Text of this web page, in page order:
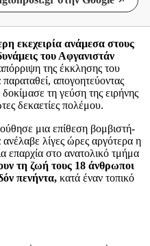
εκεχειρία ανάμεσα στους
του Αφγανιστάν
της έκκλησης του
απογοητεύοντας
τη γεύση της ειρήνης
δεκαετίες πολέμου.
μια επίθεση βομβιστή-
ανέλαβε λίγες ώρες αργότερα η
επαρχία στο ανατολικό τμήμα
τη ζωή τους 18 άνθρωποι
πενήντα, κατά έναν τοπικό